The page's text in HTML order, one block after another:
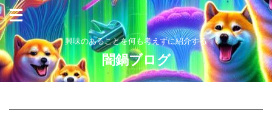
興味のあることを何も考えずに紹介する
闇鍋ブログ